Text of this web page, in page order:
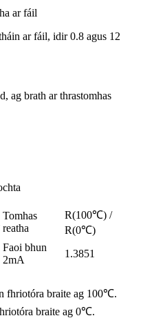
ar fáil
ar fáil, idir 0.8 agus 12
ag brath ar thrastomhas
Tomhas
reatha
R(100℃) /
R(0℃)
Faoi bhun
2mA
1.3851
fhriotóra braite ag 100℃.
braite ag 0℃.